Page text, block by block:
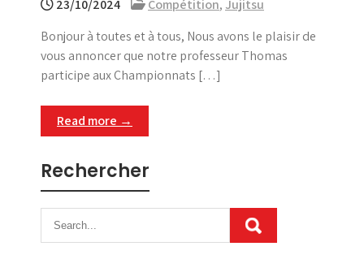
23/10/2024 Compétition, Jujitsu
Bonjour à toutes et à tous, Nous avons le plaisir de
vous annoncer que notre professeur Thomas
participe aux Championnats […]
Read more →
Rechercher